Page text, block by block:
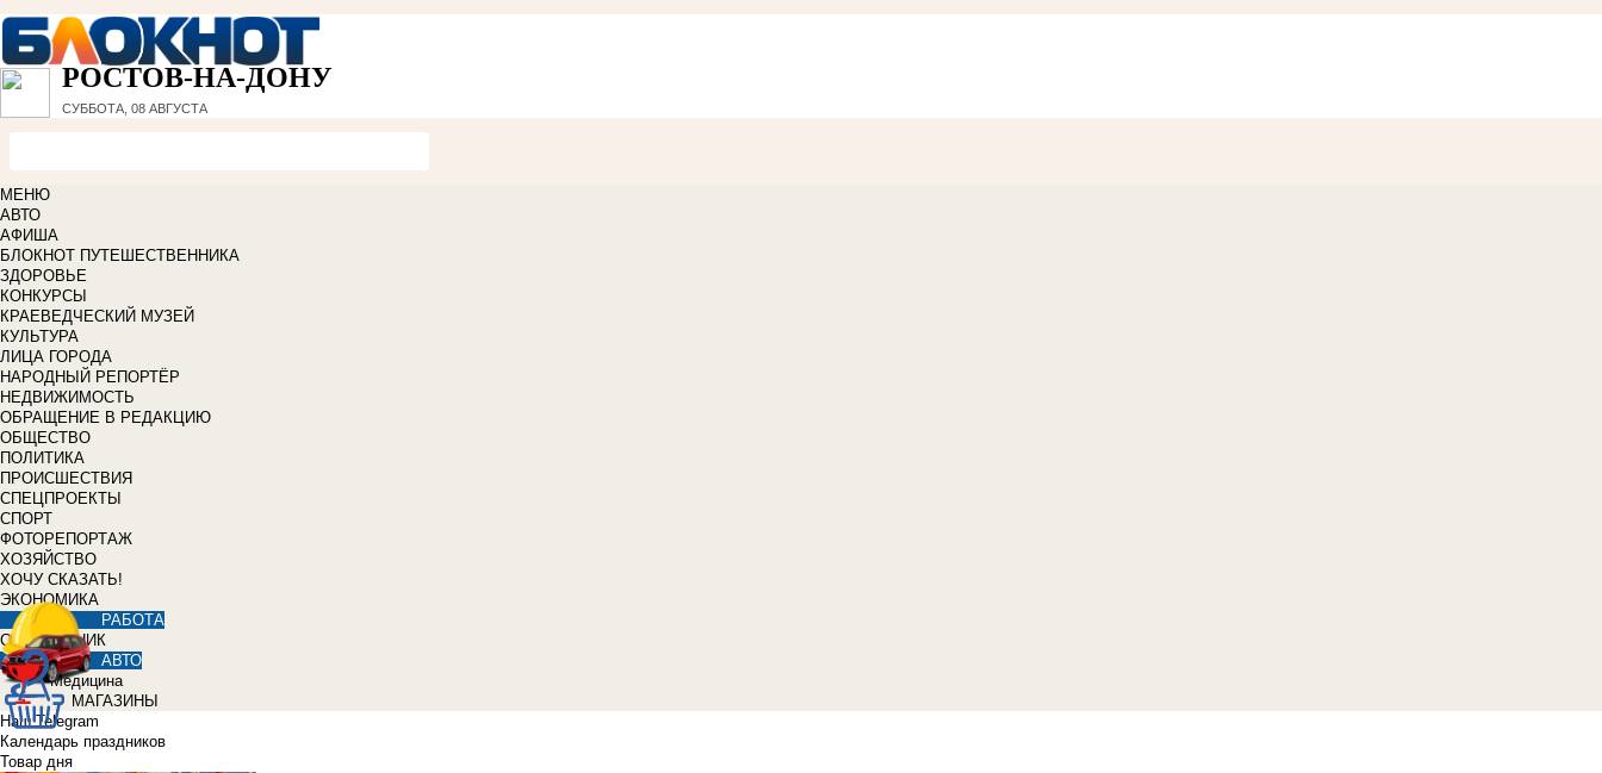
РОСТОВ-НА-ДОНУ
СУББОТА, 08 АВГУСТА
МЕНЮ
АВТО
АФИША
БЛОКНОТ ПУТЕШЕСТВЕННИКА
ЗДОРОВЬЕ
КОНКУРСЫ
КРАЕВЕДЧЕСКИЙ МУЗЕЙ
КУЛЬТУРА
ЛИЦА ГОРОДА
НАРОДНЫЙ РЕПОРТЁР
НЕДВИЖИМОСТЬ
ОБРАЩЕНИЕ В РЕДАКЦИЮ
ОБЩЕСТВО
ПОЛИТИКА
ПРОИСШЕСТВИЯ
СПЕЦПРОЕКТЫ
СПОРТ
ФОТОРЕПОРТАЖ
ХОЗЯЙСТВО
ХОЧУ СКАЗАТЬ!
ЭКОНОМИКА
РАБОТА
СПРАВОЧНИК
АВТО
Медицина
МАГАЗИНЫ
Наш Telegram
Календарь праздников
Товар дня